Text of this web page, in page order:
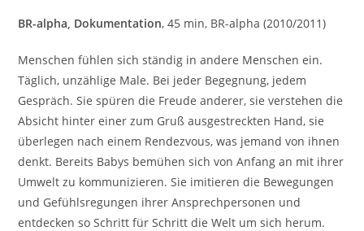
BR-alpha, Dokumentation, 45 min, BR-alpha (2010/2011)
Menschen fühlen sich ständig in andere Menschen ein.
Täglich, unzählige Male. Bei jeder Begegnung, jedem
Gespräch. Sie spüren die Freude anderer, sie verstehen die
Absicht hinter einer zum Gruß ausgestreckten Hand, sie
überlegen nach einem Rendezvous, was jemand von ihnen
denkt. Bereits Babys bemühen sich von Anfang an mit ihrer
Umwelt zu kommunizieren. Sie imitieren die Bewegungen
und Gefühlsregungen ihrer Ansprechpersonen und
entdecken so Schritt für Schritt die Welt um sich herum.